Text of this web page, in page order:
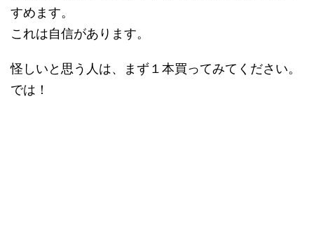
すめます。
これは自信があります。
怪しいと思う人は、まず１本買ってみてください。
では！